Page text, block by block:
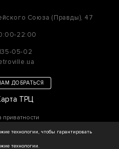
Союза (Правды), 47
22:00
05-02
ДОБРАТЬСЯ
ТРЦ
приватности
технологии, чтобы гарантировать
технологии.